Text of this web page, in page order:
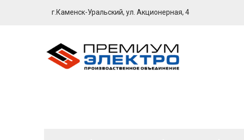
г.Каменск-Уральский, ул. Акционерная, 4